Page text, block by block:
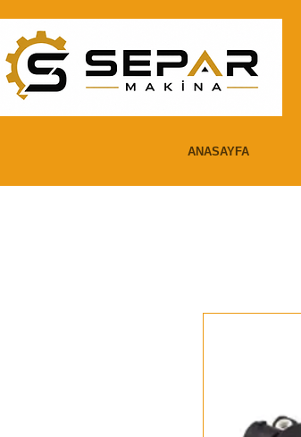
ANASAYFA